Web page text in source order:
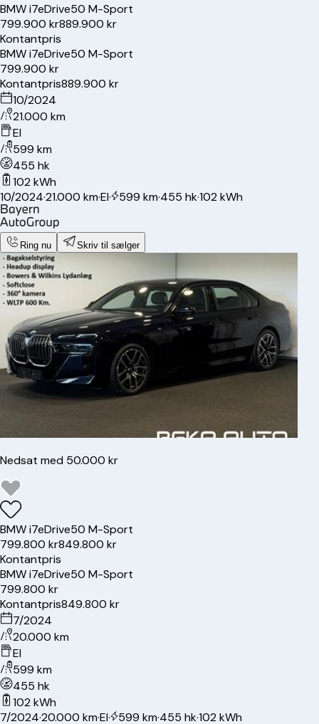
BMWi7eDrive50 M-Sport
799.900 kr889.900 kr
Kontantpris
BMWi7eDrive50 M-Sport
799.900 kr
Kontantpris889.900 kr
10/2024
21.000 km
El
599 km
455 hk
102 kWh
10/2024·21.000 km·El· 599 km·455 hk·102 kWh
Ring nu Skriv til sælger
Nedsat med 50.000 kr
BMWi7eDrive50 M-Sport
799.800 kr849.800 kr
Kontantpris
BMWi7eDrive50 M-Sport
799.800 kr
Kontantpris849.800 kr
7/2024
20.000 km
El
599 km
455 hk
102 kWh
7/2024·20.000 km·El· 599 km·455 hk·102 kWh